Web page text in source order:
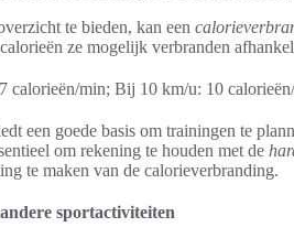
te bieden, kan een
ze mogelijk verbranden
calorieën/min; Bij 10 km/u: 10
een goede basis om trainingen te
om rekening te houden met de
te maken van de calorieverbranding.
sportactiviteiten